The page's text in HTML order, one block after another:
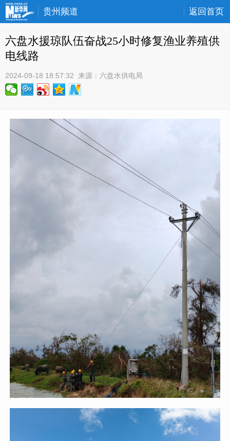
贵州频道 返回首页
六盘水援琼队伍奋战25小时修复渔业养殖供
电线路
2024-09-18 18:57:32 来源： 六盘水供电局